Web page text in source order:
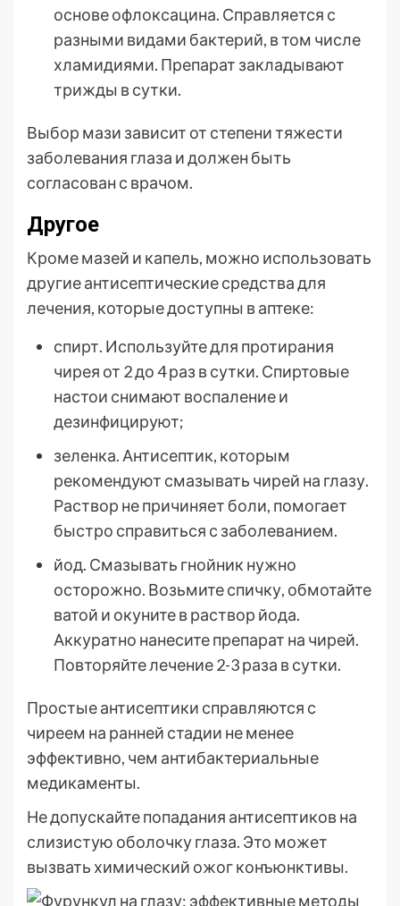
основе офлоксацина. Справляется с
разными видами бактерий, в том числе
хламидиями. Препарат закладывают
трижды в сутки.
Выбор мази зависит от степени тяжести
заболевания глаза и должен быть
согласован с врачом.
Другое
Кроме мазей и капель, можно использовать
другие антисептические средства для
лечения, которые доступны в аптеке:
спирт. Используйте для протирания
чирея от 2 до 4 раз в сутки. Спиртовые
настои снимают воспаление и
дезинфицируют;
зеленка. Антисептик, которым
рекомендуют смазывать чирей на глазу.
Раствор не причиняет боли, помогает
быстро справиться с заболеванием.
йод. Смазывать гнойник нужно
осторожно. Возьмите спичку, обмотайте
ватой и окуните в раствор йода.
Аккуратно нанесите препарат на чирей.
Повторяйте лечение 2-3 раза в сутки.
Простые антисептики справляются с
чиреем на ранней стадии не менее
эффективно, чем антибактериальные
медикаменты.
Не допускайте попадания антисептиков на
слизистую оболочку глаза. Это может
вызвать химический ожог конъюнктивы.